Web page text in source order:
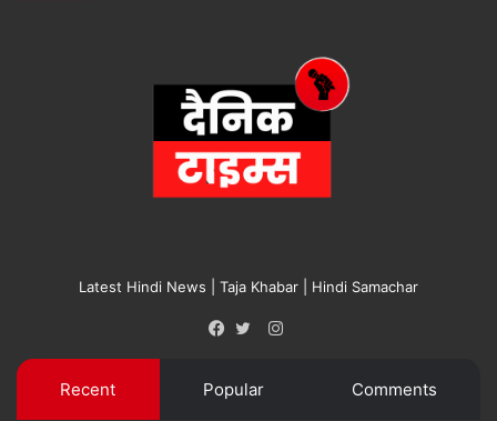
Latest Hindi News | Taja Khabar | Hindi Samachar
Instagram
Recent Popular Comments